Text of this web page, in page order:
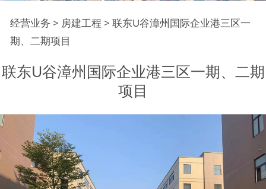
联东U谷漳州国际企业
港三区一期、二期项目
经营业务 > 房建工程 > 联东U谷漳州国际企业港三区一
期、二期项目
联东U谷漳州国际企业港三区一期、二期
项目